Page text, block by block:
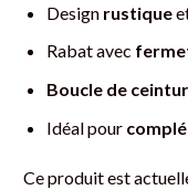
Design rustique
Rabat avec
Boucle de
Idéal pour
Ce produit est